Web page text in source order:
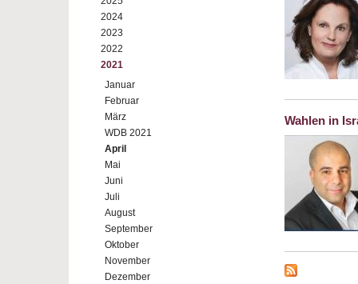
2024
2023
2022
2021
Januar
Februar
März
WDB 2021
April
Mai
Juni
Juli
August
September
Oktober
November
Dezember
Wahlen in